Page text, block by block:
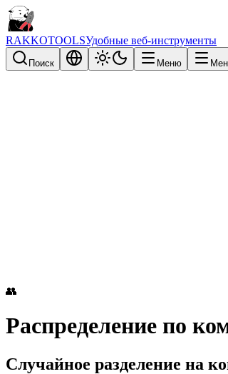
RAKKOTOOLSУдобные веб-инструменты
Поиск Меню
👥
Распределение по
Случайное разделение на